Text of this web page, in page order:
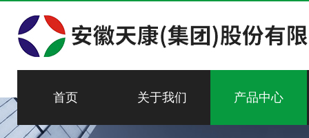
首页 关于我们 产品中心